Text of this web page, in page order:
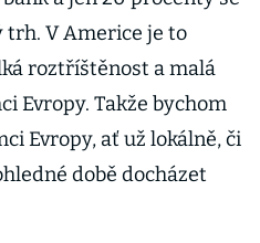
V Americe je to
roztříštěnost a malá
Evropy. Takže bychom
Evropy, ať už lokálně, či
době docházet